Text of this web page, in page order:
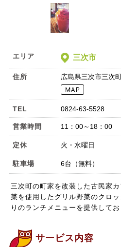
エリア 三次市
住所 広島県三次市三次
TEL 0824-63-5528
営業時間 11：00～18：00
定休 火・水曜日
駐車場 6台（無料）
三次町の町家を改装した古民家
菜を使用したグリル野菜のクロ
りのランチメニューを提供してお
サービス内容